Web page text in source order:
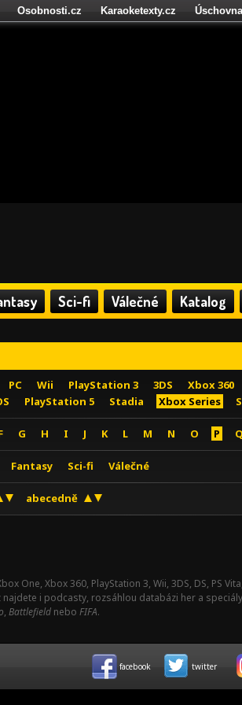
Sci-fi Válečné Katalog
PC Wii PlayStation 3 3DS Xbox 360
PlayStation 5 Stadia Xbox Series
G H I J K L M N O P Q
Fantasy Sci-fi Válečné
abecedně
One, Xbox 360, PlayStation 3, Wii, 3DS, DS, PS
i podcasty, rozsáhlou databázi her a
, Battlefield nebo FIFA.
Osobnosti.cz Karaoketexty.cz
facebook twitter